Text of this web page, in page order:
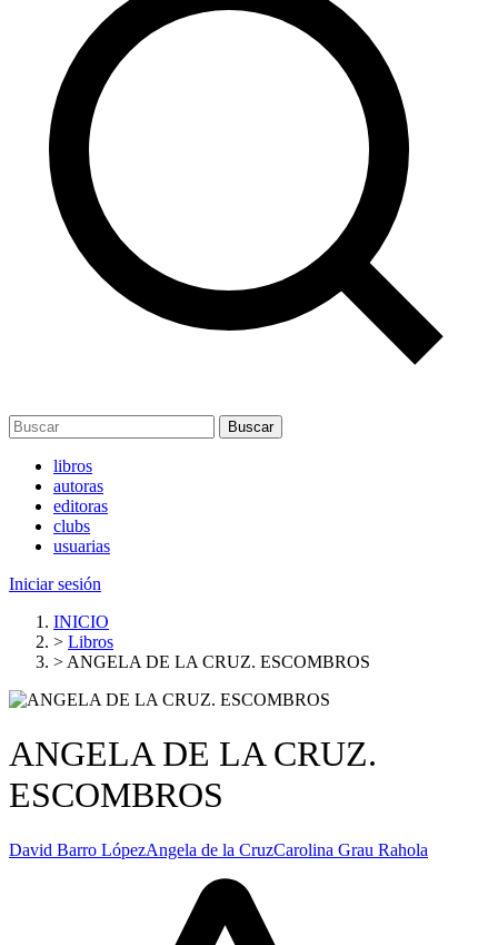
Buscar
libros
autoras
editoras
clubs
usuarias
Iniciar sesión
INICIO
> Libros
> ANGELA DE LA CRUZ. ESCOMBROS
ANGELA DE LA CRUZ.
ESCOMBROS
David Barro LópezAngela de la CruzCarolina Grau Rahola